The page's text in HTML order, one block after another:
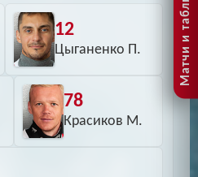
12
Цыганенко П.
78
Красиков М.
Матчи и таблицы